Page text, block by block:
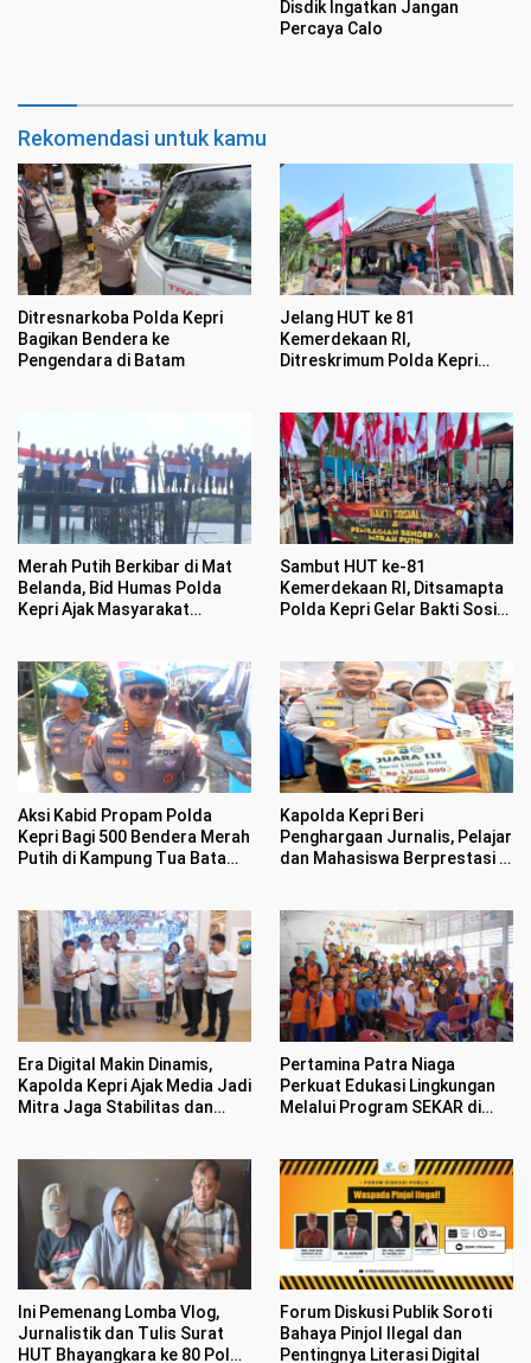
Disdik Ingatkan Jangan
Percaya Calo
Rekomendasi untuk kamu
Ditresnarkoba Polda Kepri
Bagikan Bendera ke
Pengendara di Batam
Jelang HUT ke 81
Kemerdekaan RI,
Ditreskrimum Polda Kepri
Bansos
Merah Putih Berkibar di Mat
Belanda, Bid Humas Polda
Kepri Ajak Masyarakat
Sambut HUT ke-81
Kemerdekaan RI, Ditsamapta
Polda Kepri Gelar Bakti Sosial
Aksi Kabid Propam Polda
Kepri Bagi 500 Bendera Merah
Putih di Kampung Tua Batam
Kapolda Kepri Beri
Penghargaan Jurnalis, Pelajar
dan Mahasiswa Berprestasi di
Era Digital Makin Dinamis,
Kapolda Kepri Ajak Media Jadi
Mitra Jaga Stabilitas dan
Pertamina Patra Niaga
Perkuat Edukasi Lingkungan
Melalui Program SEKAR di
Ini Pemenang Lomba Vlog,
Jurnalistik dan Tulis Surat
HUT Bhayangkara ke 80 Polda
Forum Diskusi Publik Soroti
Bahaya Pinjol Ilegal dan
Pentingnya Literasi Digital